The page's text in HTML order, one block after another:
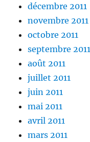
décembre 2011
novembre 2011
octobre 2011
septembre 2011
août 2011
juillet 2011
juin 2011
mai 2011
avril 2011
mars 2011